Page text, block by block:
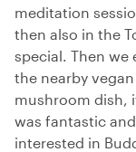
meditation
then also in the
special. Then we
the nearby
mushroom dish,
was fantastic
interested in